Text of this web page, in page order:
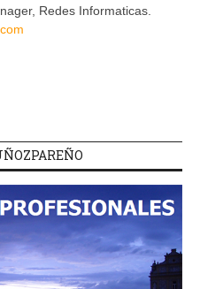
Redes Informaticas.